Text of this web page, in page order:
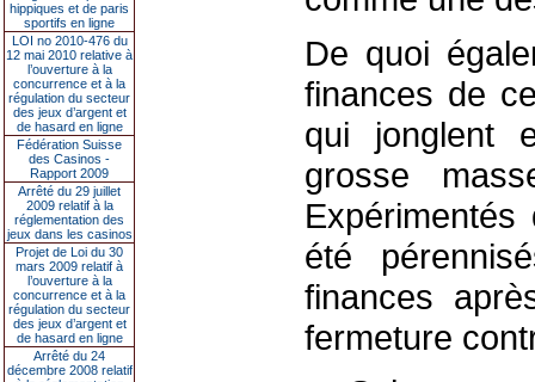
hippiques et de paris
sportifs en ligne
LOI no 2010-476 du
12 mai 2010 relative à
l’ouverture à la
concurrence et à la
régulation du secteur
des jeux d’argent et
de hasard en ligne
Fédération Suisse
des Casinos -
Rapport 2009
Arrêté du 29 juillet
2009 relatif à la
réglementation des
jeux dans les casinos
Projet de Loi du 30
mars 2009 relatif à
l’ouverture à la
concurrence et à la
régulation du secteur
des jeux d’argent et
de hasard en ligne
Arrêté du 24
décembre 2008 relatif
De quoi
finances de
qui jonglent
grosse
Expérimentés
été
finances
fermeture